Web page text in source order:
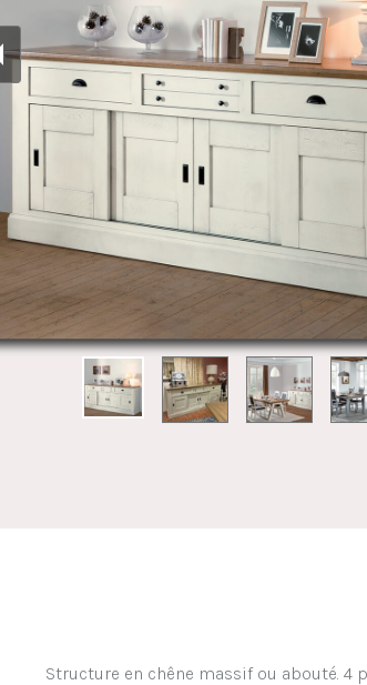
Structure en chêne massif ou abouté.